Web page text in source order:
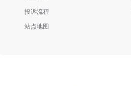
投诉流程
站点地图